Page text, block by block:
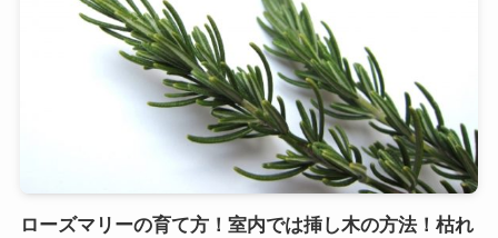
ローズマリーの育て方！室内では挿し木の方法！枯れ